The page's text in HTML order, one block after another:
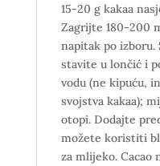
15-20 g kakaa
Zagrijte 180-200
napitak po izboru.
stavite u lončić i
vodu (ne kipuću,
svojstva kakaa);
otopi. Dodajte
možete koristiti
za mlijeko. Cacao